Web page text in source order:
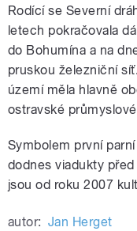
Rodící se Severní
letech pokračovala
do Bohumína a na
pruskou železniční
území měla hlavně
ostravské
Symbolem první
dodnes viadukty
jsou od roku 2007
autor: Jan Herget